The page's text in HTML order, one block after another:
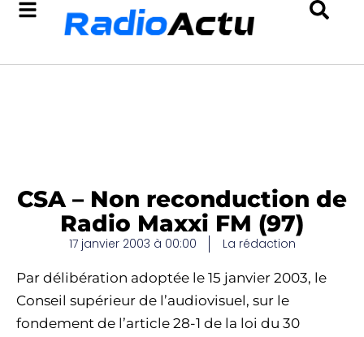
CSA – Non reconduction de
Radio Maxxi FM (97)
17 janvier 2003 à 00:00 La rédaction
Par délibération adoptée le 15 janvier 2003, le
Conseil supérieur de l’audiovisuel, sur le
fondement de l’article 28-1 de la loi du 30